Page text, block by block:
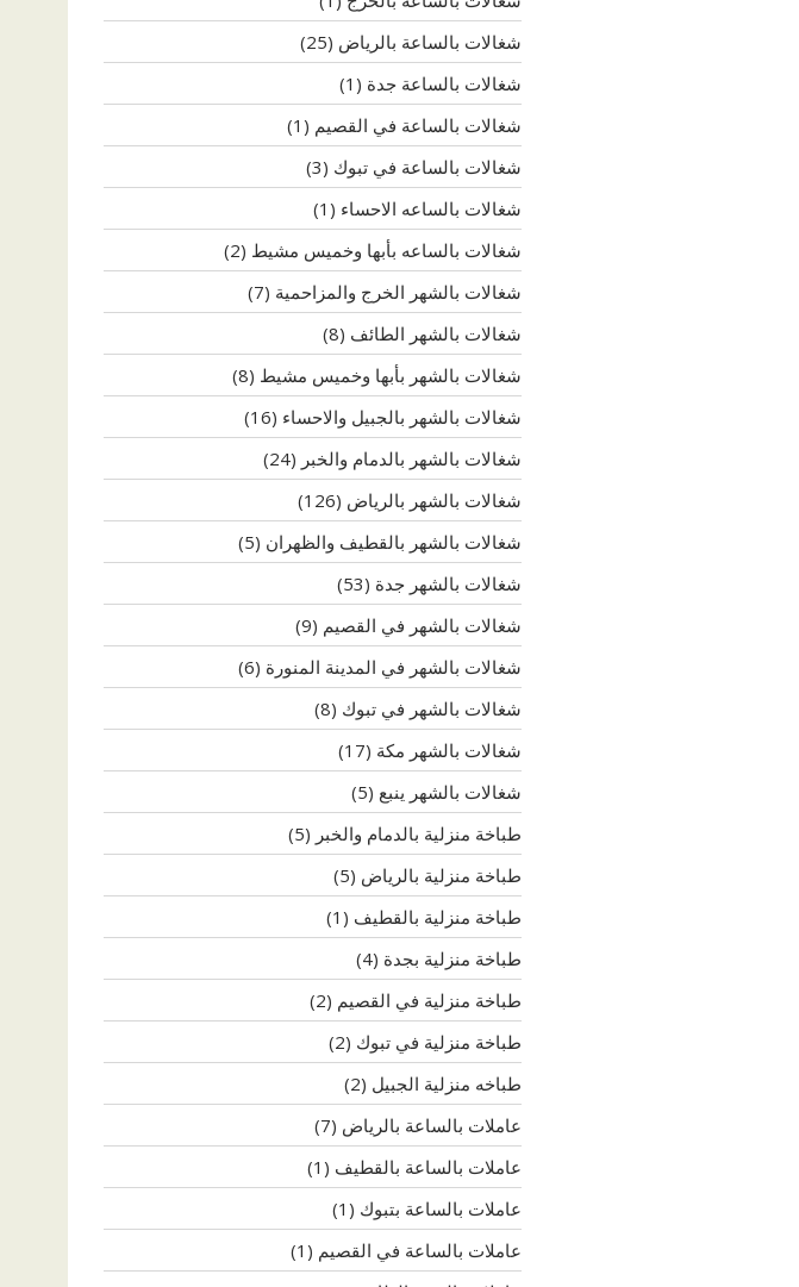
شغالات بالساعة بالرياض (25)
شغالات بالساعة جدة (1)
شغالات بالساعة في القصيم (1)
شغالات بالساعة في تبوك (3)
شغالات بالساعه الاحساء (1)
شغالات بالساعه بأبها وخميس مشيط (2)
شغالات بالشهر الخرج والمزاحمية (7)
شغالات بالشهر الطائف (8)
شغالات بالشهر بأبها وخميس مشيط (8)
شغالات بالشهر بالجبيل والاحساء (16)
شغالات بالشهر بالدمام والخبر (24)
شغالات بالشهر بالرياض (126)
شغالات بالشهر بالقطيف والظهران (5)
شغالات بالشهر جدة (53)
شغالات بالشهر في القصيم (9)
شغالات بالشهر في المدينة المنورة (6)
شغالات بالشهر في تبوك (8)
شغالات بالشهر مكة (17)
شغالات بالشهر ينبع (5)
طباخة منزلية بالدمام والخبر (5)
طباخة منزلية بالرياض (5)
طباخة منزلية بالقطيف (1)
طباخة منزلية بجدة (4)
طباخة منزلية في القصيم (2)
طباخة منزلية في تبوك (2)
طباخه منزلية الجبيل (2)
عاملات بالساعة بالرياض (7)
عاملات بالساعة بالقطيف (1)
عاملات بالساعة بتبوك (1)
عاملات بالساعة في القصيم (1)